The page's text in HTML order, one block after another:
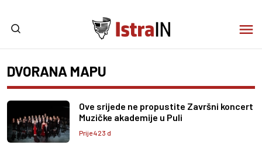
DVORANA MAPU
Ove srijede ne propustite Završni koncert
Muzičke akademije u Puli
Prije 423 d